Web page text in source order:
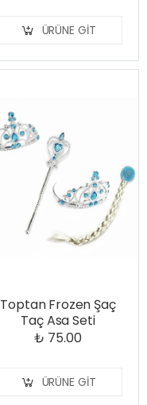
ÜRÜNE GIT
Toptan Frozen Şaç
Taç Asa Seti
₺ 75.00
ÜRÜNE GIT